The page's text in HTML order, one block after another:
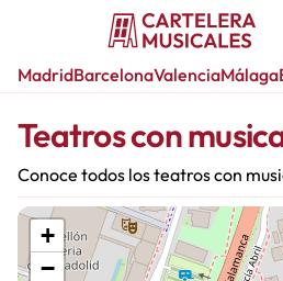
MadridBarcelonaValenciaMálaga
Teatros con
Conoce todos los teatros con
+
−